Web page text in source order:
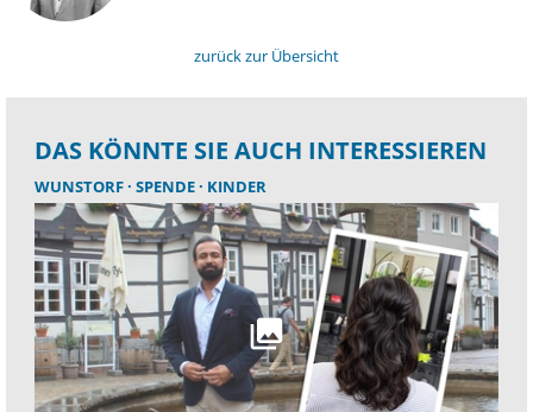
zurück zur Übersicht
DAS KÖNNTE SIE AUCH INTERESSIEREN
WUNSTORF SPENDE KINDER